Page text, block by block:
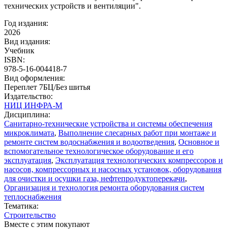
технических устройств и вентиляции".
Год издания:
2026
Вид издания:
Учебник
ISBN:
978-5-16-004418-7
Вид оформления:
Переплет 7БЦ/Без шитья
Издательство:
НИЦ ИНФРА-М
Дисциплина:
Санитарно-технические устройства и системы обеспечения
микроклимата, Выполнение слесарных работ при монтаже и
ремонте систем водоснабжения и водоотведения, Основное и
вспомогательное технологическое оборудование и его
эксплуатация, Эксплуатация технологических компрессоров и
насосов, компрессорных и насосных установок, оборудования
для очистки и осушки газа, нефтепродуктоперекачи,
Организация и технология ремонта оборудования систем
теплоснабжения
Тематика:
Строительство
Вместе с этим покупают